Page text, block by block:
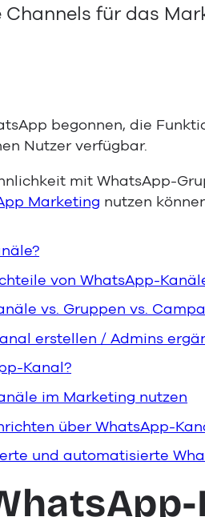
Channels für das
begonnen, die
Nutzer verfügbar.
mit WhatsApp-
Marketing nutzen
von WhatsApp-
vs. Gruppen vs.
erstellen / Admins
Kanal?
im Marketing nutzen
über WhatsApp-
und automatisierte